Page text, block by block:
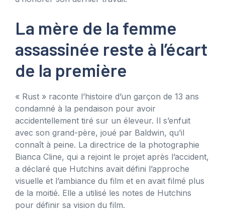
La mère de la femme
assassinée reste à l’écart
de la première
« Rust » raconte l’histoire d’un garçon de 13 ans
condamné à la pendaison pour avoir
accidentellement tiré sur un éleveur. Il s’enfuit
avec son grand-père, joué par Baldwin, qu’il
connaît à peine. La directrice de la photographie
Bianca Cline, qui a rejoint le projet après l’accident,
a déclaré que Hutchins avait défini l’approche
visuelle et l’ambiance du film et en avait filmé plus
de la moitié. Elle a utilisé les notes de Hutchins
pour définir sa vision du film.